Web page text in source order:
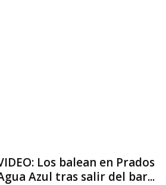
Los balean en Prados
Azul tras salir del bar...